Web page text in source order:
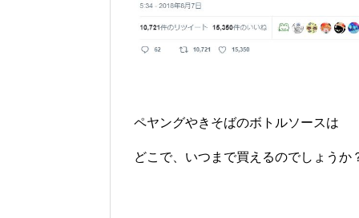
ペヤングやきそばのボトルソースは
どこで、いつまで買えるのでしょうか